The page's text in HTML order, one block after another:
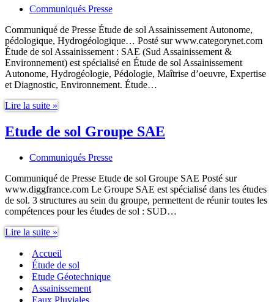
Communiqués Presse
Communiqué de Presse Étude de sol Assainissement Autonome,
pédologique, Hydrogéologique… Posté sur www.categorynet.com
Étude de sol Assainissement : SAE (Sud Assainissement &
Environnement) est spécialisé en Étude de sol Assainissement
Autonome, Hydrogéologie, Pédologie, Maîtrise d’oeuvre, Expertise
et Diagnostic, Environnement. Étude…
Lire la suite »
Assainissement
pédologique,
Etude de sol Groupe SAE
Communiqués Presse
Communiqué de Presse Etude de sol Groupe SAE Posté sur
www.diggfrance.com Le Groupe SAE est spécialisé dans les études
de sol. 3 structures au sein du groupe, permettent de réunir toutes les
compétences pour les études de sol : SUD…
Lire la suite »
sol
Groupe
SAE
Accueil
Étude de sol
Etude Géotechnique
Assainissement
Eaux Pluviales